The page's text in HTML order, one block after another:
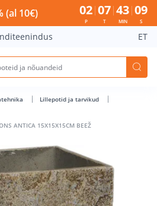
ANTICA
(al 10€) 02
P
07
T
43
MIN
09
S
ET
Lillepotid ja tarvikud
ANTICA 15X15X15CM BEEŽ